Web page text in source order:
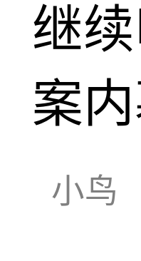
继
案
小鸟